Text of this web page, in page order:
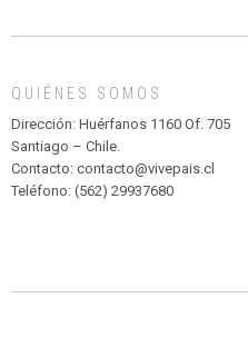
MADAGASCAR
PARQUE
HURATDO
QUIÉNES SOMOS
Dirección: Huérfanos 1160 Of. 705
Santiago – Chile.
Contacto: contacto@vivepais.cl
Teléfono: (562) 29937680